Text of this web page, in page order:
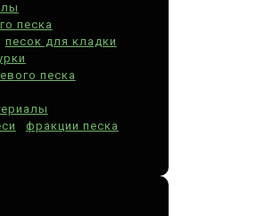
песка
песок для кладки
песка
фракции песка